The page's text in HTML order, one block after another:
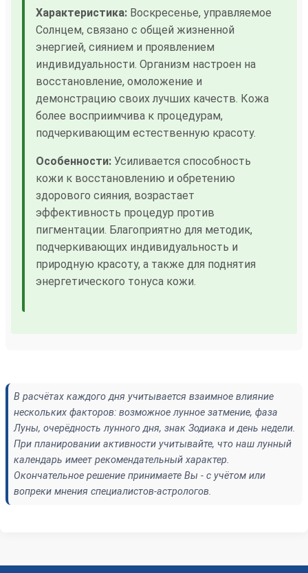
Характеристика: Воскресенье, управляемое
Солнцем, связано с общей жизненной
энергией, сиянием и проявлением
индивидуальности. Организм настроен на
восстановление, омоложение и
демонстрацию своих лучших качеств. Кожа
более восприимчива к процедурам,
подчеркивающим естественную красоту.
Особенности: Усиливается способность
кожи к восстановлению и обретению
здорового сияния, возрастает
эффективность процедур против
пигментации. Благоприятно для методик,
подчеркивающих индивидуальность и
природную красоту, а также для поднятия
энергетического тонуса кожи.
В расчётах каждого дня учитывается взаимное влияние
нескольких факторов: возможное лунное затмение, фаза
Луны, очерёдность лунного дня, знак Зодиака и день недели.
При планировании активности учитывайте, что наш лунный
календарь имеет рекомендательный характер.
Окончательное решение принимаете Вы - с учётом или
вопреки мнения специалистов-астрологов.